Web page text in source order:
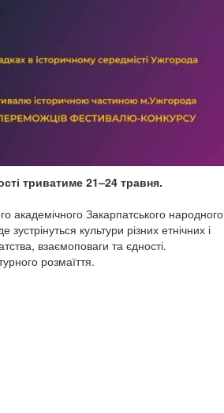
триватиме 21–24 травня.
академічного Закарпатського народного
культури різних етнічних і
взаємоповаги та єдності.
розмаїття.